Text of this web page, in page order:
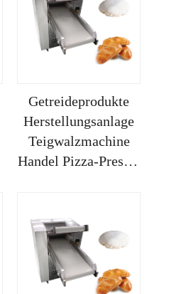
Manuell
Getreideprodukte
Herstellungsanlage
Teigwalzmachine
Handel Pizza-Presser
Neu